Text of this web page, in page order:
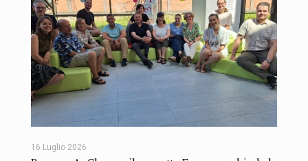
16 Luglio 2026